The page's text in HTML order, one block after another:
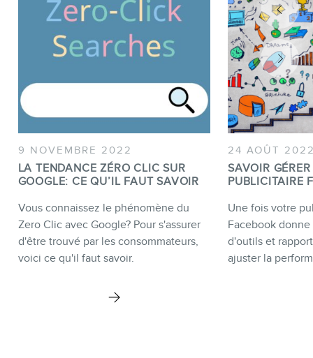
9 NOVEMBRE 2022
LA TENDANCE ZÉRO CLIC SUR
GOOGLE: CE QU’IL FAUT SAVOIR
Vous connaissez le phénomène du
Zero Clic avec Google? Pour s'assurer
d'être trouvé par les consommateurs,
voici ce qu'il faut savoir.
24 AOÛT
SAVOIR
PUBLICITAIRE
Une fois votre
Facebook
d'outils et
ajuster la